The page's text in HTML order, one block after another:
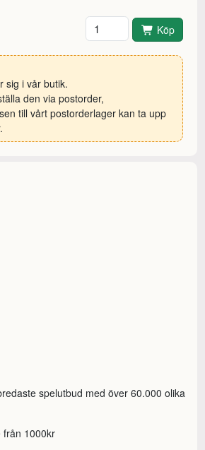
Antal Köp
sig i vår butik.
den via postorder,
till vårt postorderlager kan ta upp
spelutbud med över 60.000 olika
från 1000kr